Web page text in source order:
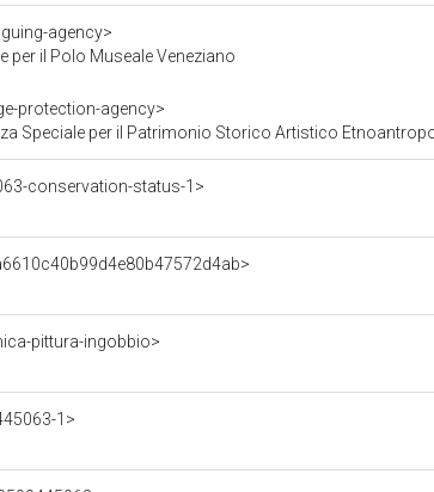
agency>
per il Polo Museale Veneziano
protection-agency>
Storico Artistico Etnoantropologico e per il Polo Museale della citta' di
conservation-status-1>
pittura-ingobbio>
1>